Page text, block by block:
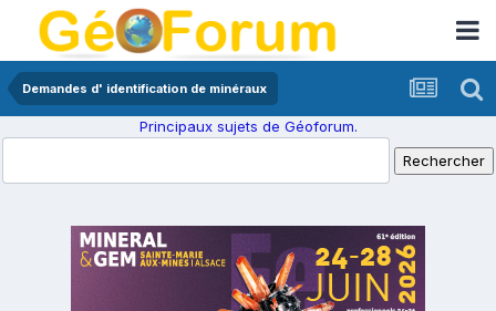
Demandes d' identification de minéraux
Principaux sujets de Géoforum.